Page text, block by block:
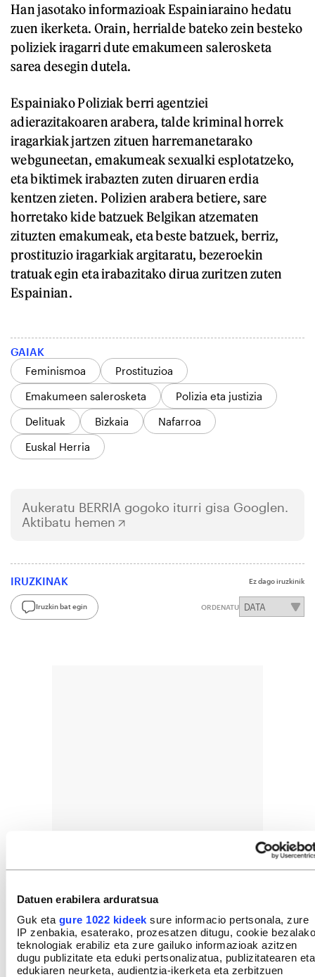
Datuen erabilera arduratsua
Guk eta gure 1022 kideek sure informacio pertsonala, zure
IP zenbakia, esaterako, prozesatzen ditugu, cookie bezalako
teknologiak erabiliz eta zure gailuko informazioak azitzen
dugu publizitate eta eduki pertsonalizatua, publizitatearen eta
edukiaren neurketa, audientzia-ikerketa eta zerbitzuen
Han jasotako informazioak Espainiaraino hedatu
zuen ikerketa. Orain, herrialde bateko zein besteko
poliziek iragarri dute emakumeen salerosketa
sarea desegin dutela.
Espainiako Poliziak berri agentziei
adierazitakoaren arabera, talde kriminal horrek
iragarkiak jartzen zituen harremanetarako
webguneetan, emakumeak sexualki esplotatzeko,
eta biktimek irabazten zuten diruaren erdia
kentzen zieten. Polizien arabera betiere, sare
horretako kide batzuek Belgikan atzematen
zituzten emakumeak, eta beste batzuek, berriz,
prostituzio iragarkiak argitaratu, bezeroekin
tratuak egin eta irabazitako dirua zuritzen zuten
Espainian.
GAIAK
Feminismoa
Prostituzioa
Emakumeen salerosketa
Polizia eta justizia
Delituak
Bizkaia
Nafarroa
Euskal Herria
Aukeratu BERRIA gogoko iturri gisa Googlen.
Aktibatu hemen
IRUZKINAK Ez dago iruzkinik
Iruzkin bat egin ORDENATU